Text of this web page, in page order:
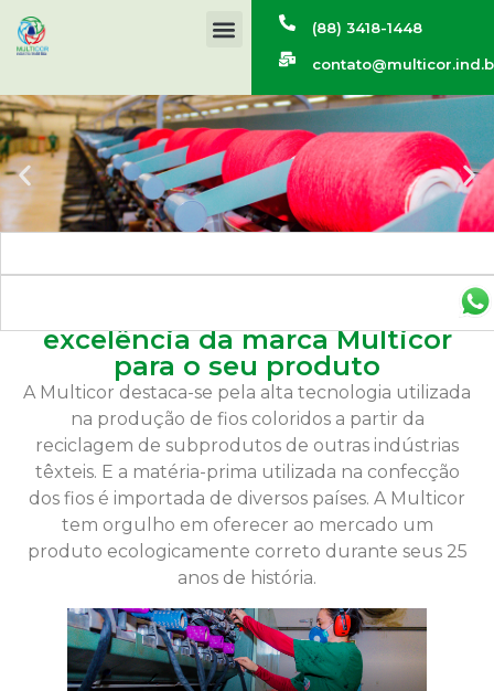
(88) 3418-1448
excelência da marca Multicor
para o seu produto
A Multicor destaca-se pela alta tecnologia utilizada
na produção de fios coloridos a partir da
reciclagem de subprodutos de outras indústrias
têxteis. E a matéria-prima utilizada na confecção
dos fios é importada de diversos países. A Multicor
tem orgulho em oferecer ao mercado um
produto ecologicamente correto durante seus 25
anos de história.